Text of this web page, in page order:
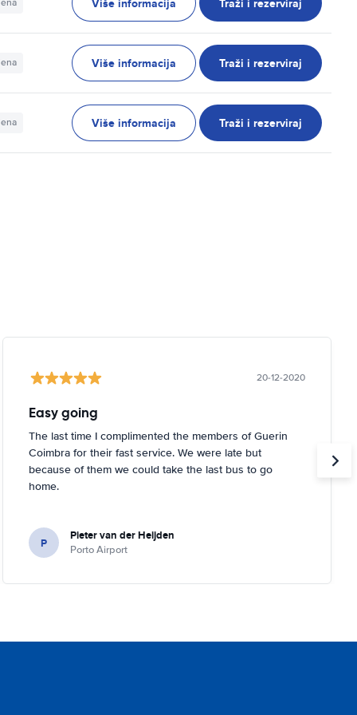
Više informacija Traži i rezerviraj
Više informacija Traži i rezerviraj
Više informacija Traži i rezerviraj
20-12-2020
Easy going
The last time I complimented the members of Guerin
Coimbra for their fast service. We were late but
because of them we could take the last bus to go
home.
P Pieter van der Heijden
Porto Airport